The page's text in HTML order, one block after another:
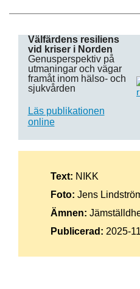
Välfärdens resiliens
vid kriser i Norden
Genusperspektiv på
utmaningar och vägar
framåt inom hälso- och
sjukvården
Läs publikationen
online
Text: NIKK
Foto: Jens
Ämnen:
Publicerad: 2025-